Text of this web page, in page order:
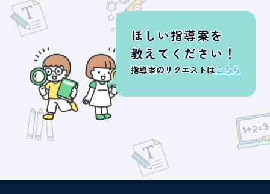
ほしい指導案を
教えてください！
指導案のリクエストはこちら